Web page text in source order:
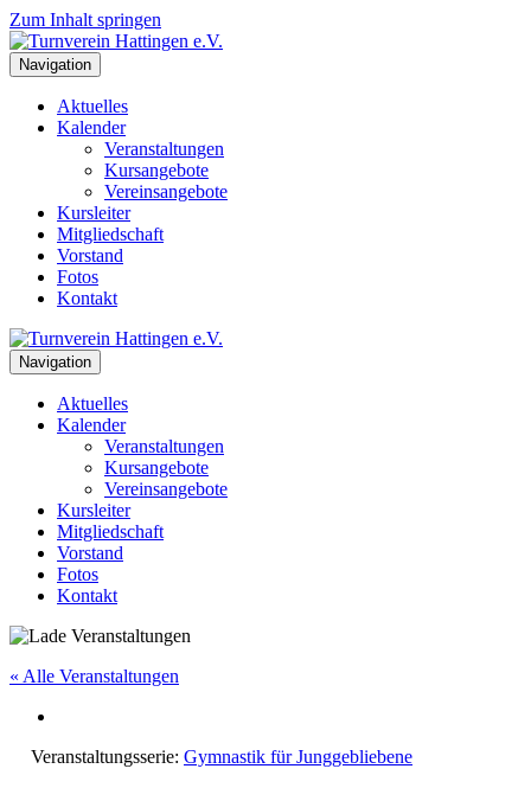
Zum Inhalt springen
Navigation
Aktuelles
Kalender
Veranstaltungen
Kursangebote
Vereinsangebote
Kursleiter
Mitgliedschaft
Vorstand
Fotos
Kontakt
Navigation
Aktuelles
Kalender
Veranstaltungen
Kursangebote
Vereinsangebote
Kursleiter
Mitgliedschaft
Vorstand
Fotos
Kontakt
« Alle Veranstaltungen
Veranstaltungsserie: Gymnastik für Junggebliebene